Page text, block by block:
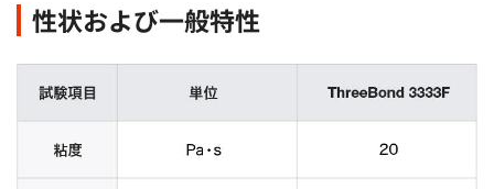
性状および一般特性